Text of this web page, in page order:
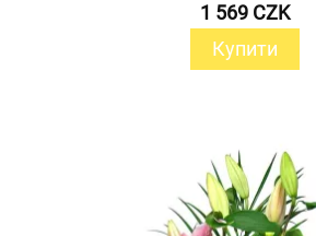
1 569 CZK
Купити